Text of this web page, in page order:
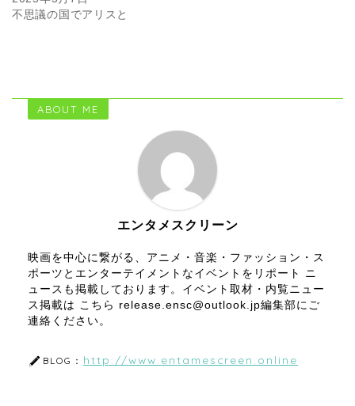
不思議の国でアリスと
ABOUT ME
エンタメスクリーン
映画を中心に繋がる、アニメ・音楽・ファッション・ス
ポーツとエンターテイメントなイベントをリポート ニ
ュースも掲載しております。イベント取材・内覧ニュー
ス掲載は こちら release.ensc@outlook.jp編集部にご
連絡ください。
BLOG： http://www.entamescreen.online